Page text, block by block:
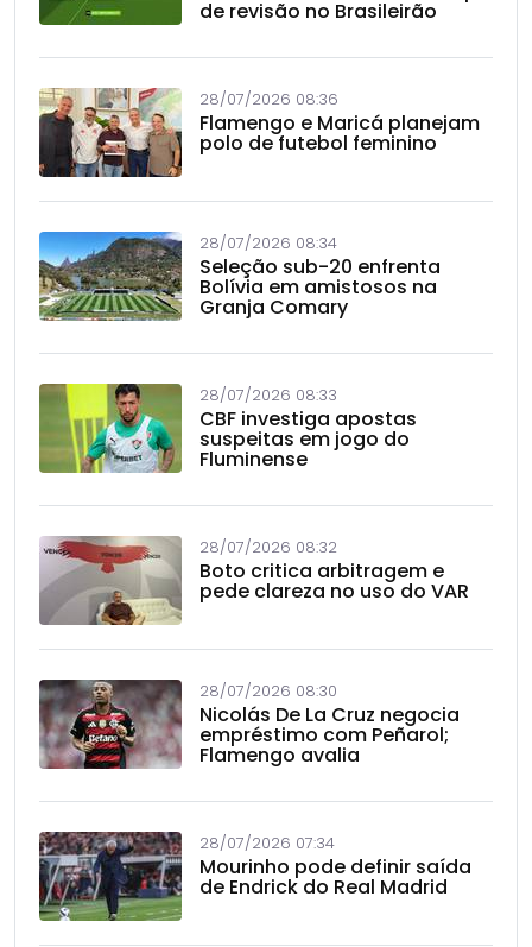
de revisão no Brasileirão
28/07/2026 08:36
Flamengo e Maricá planejam
polo de futebol feminino
28/07/2026 08:34
Seleção sub-20 enfrenta
Bolívia em amistosos na
Granja Comary
28/07/2026 08:33
CBF investiga apostas
suspeitas em jogo do
Fluminense
28/07/2026 08:32
Boto critica arbitragem e
pede clareza no uso do VAR
28/07/2026 08:30
Nicolás De La Cruz negocia
empréstimo com Peñarol;
Flamengo avalia
28/07/2026 07:34
Mourinho pode definir saída
de Endrick do Real Madrid